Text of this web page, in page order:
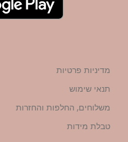
מדיניות פרטיות
תנאי שימוש
משלוחים, החלפות והחזרות
טבלת מידות